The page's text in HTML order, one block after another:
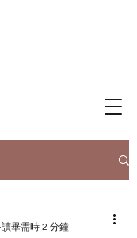
讀畢需時 2 分鐘